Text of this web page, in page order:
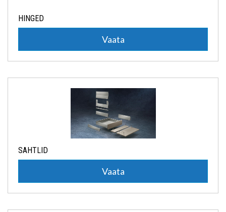
HINGED
Vaata
SAHTLID
Vaata